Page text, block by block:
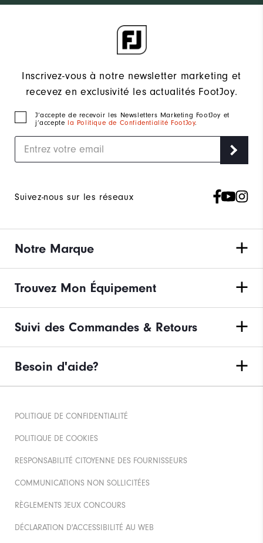
Inscrivez-vous à notre newsletter marketing et
recevez en exclusivité les actualités FootJoy.
J‘accepte de recevoir les Newsletters Marketing FootJoy et
j’accepte la Politique de Confidentialité FootJoy.
Suivez-nous sur les réseaux
Notre Marque
Trouvez Mon Équipement
Suivi des Commandes & Retours
Besoin d'aide?
POLITIQUE DE CONFIDENTIALITÉ
POLITIQUE DE COOKIES
RESPONSABILITÉ CITOYENNE DES FOURNISSEURS
COMMUNICATIONS NON SOLLICITÉES
RÈGLEMENTS JEUX CONCOURS
DÉCLARATION D'ACCESSIBILITÉ AU WEB